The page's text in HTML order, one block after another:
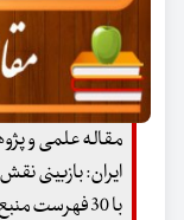
مقاله علمی و
با 30 فهرست